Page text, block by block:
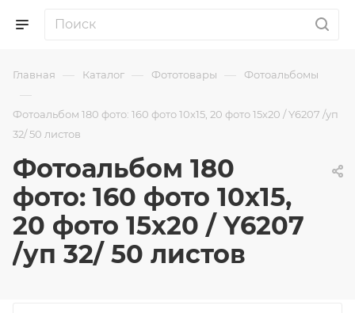
Главная — Каталог — Фототовары — Фотоальбомы
—
Фотоальбом 180 фото: 160 фото 10х15, 20 фото 15х20 / Y6207 /уп
32/ 50 листов
Фотоальбом 180
фото: 160 фото 10х15,
20 фото 15х20 / Y6207
/уп 32/ 50 листов